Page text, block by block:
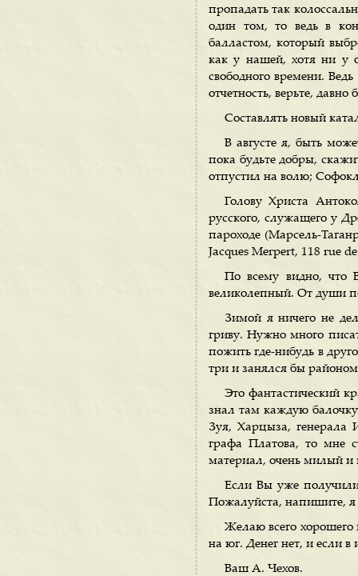
пропадать так
один том, то ведь в
балластом, который
как у нашей, хотя ни у
свободного времени.
отчетность, верьте,
Составлять новый
В августе я, быть
пока будьте добры,
отпустил на волю;
Голову Христа
русского, служащего у
пароходе (Марсель-
Jacques Merpert, 118 rue
По всему видно, что
великолепный. От души
Зимой я ничего не
гриву. Нужно много
пожить где-нибудь в
три и занялся бы
Это фантастический
знал там каждую
Зуя, Харцыза, генерала
графа Платова, то мне
материал, очень милый
Если Вы уже
Пожалуйста, напишите,
Желаю всего
на юг. Денег нет, и если в
Ваш А. Чехов.